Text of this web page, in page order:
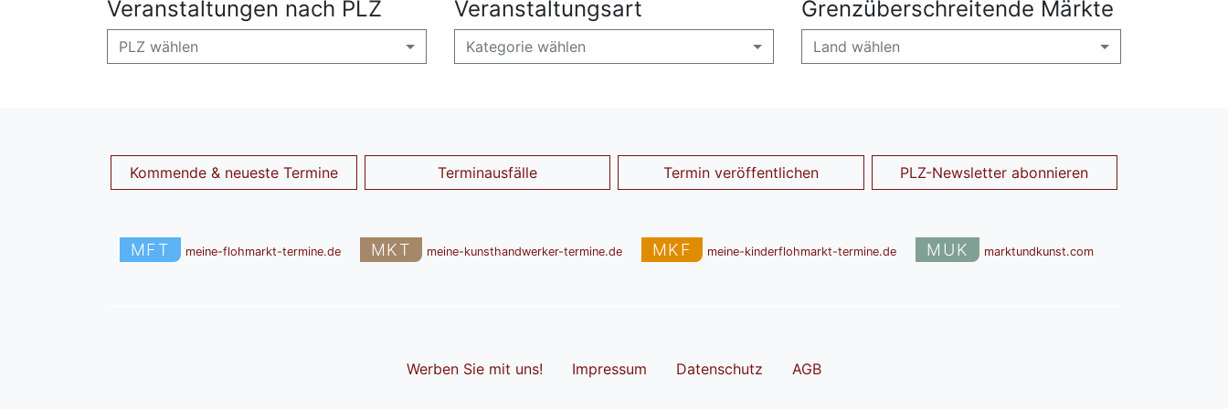
Veranstaltungen nach PLZ
PLZ wählen
Veranstaltungsart
Kategorie wählen
Grenzüberschreitende Märkte
Land wählen
Kommende & neueste Termine Terminausfälle Termin veröffentlichen PLZ-Newsletter abonnieren
MFT meine-flohmarkt-termine.de MKT meine-kunsthandwerker-termine.de MKF meine-kinderflohmarkt-termine.de MUK marktundkunst.com
Werben Sie mit uns! Impressum Datenschutz AGB